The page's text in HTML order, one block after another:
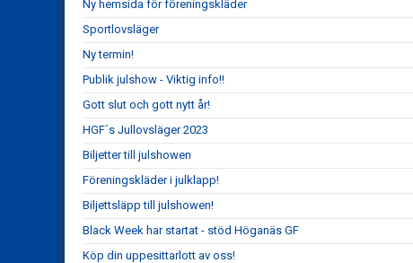
Ny hemsida för föreningskläder
Sportlovsläger
Ny termin!
Publik julshow - Viktig info!!
Gott slut och gott nytt år!
HGF´s Jullovsläger 2023
Biljetter till julshowen
Föreningskläder i julklapp!
Biljettsläpp till julshowen!
Black Week har startat - stöd Höganäs GF
Köp din uppesittarlott av oss!